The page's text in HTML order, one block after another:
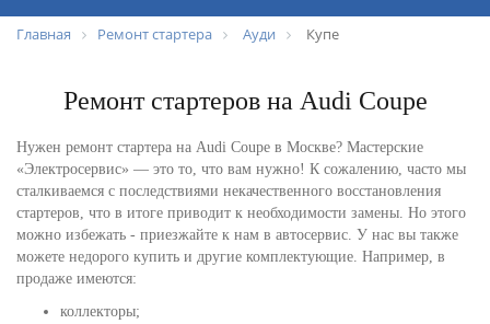
Главная Ремонт стартера Ауди Купе
Ремонт стартеров на Audi Coupe
Нужен ремонт стартера на Audi Coupe в Москве? Мастерские
«Электросервис» — это то, что вам нужно! К сожалению, часто мы
сталкиваемся с последствиями некачественного восстановления
стартеров, что в итоге приводит к необходимости замены. Но этого
можно избежать - приезжайте к нам в автосервис. У нас вы также
можете недорого купить и другие комплектующие. Например, в
продаже имеются:
коллекторы;